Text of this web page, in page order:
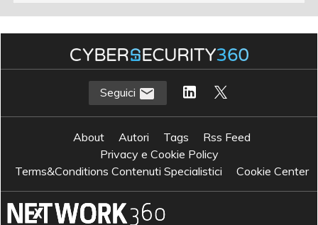
Seguici
About Autori Tags
Rss Feed
Privacy e Cookie Policy
Terms&Conditions Contenuti Specialistici
Cookie Center